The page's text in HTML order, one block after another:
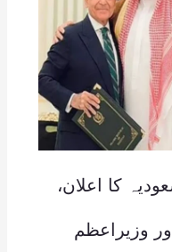
کا اعلان،
وزیراعظم